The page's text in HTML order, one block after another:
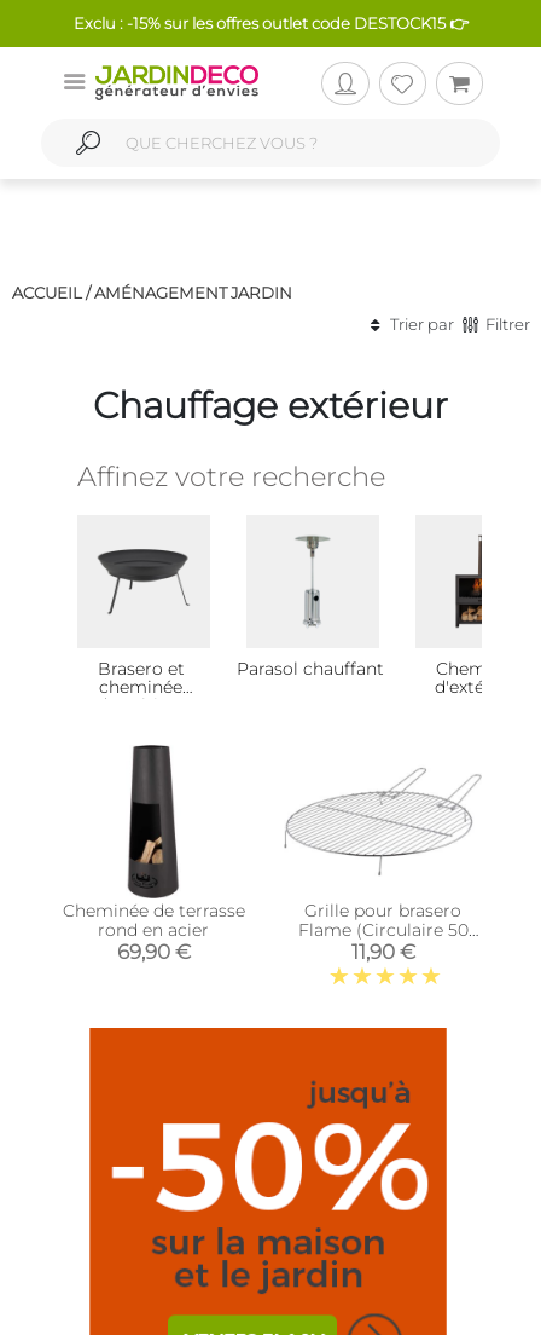
Exclu : -15% sur les offres outlet code DESTOCK15 👉
ACCUEIL /AMÉNAGEMENT JARDIN
Trier par
Filtrer
Chauffage extérieur
Affinez votre recherche
Brasero et
cheminée
d'extérieur
Parasol chauffant
Cheminée
d'extérieur
Cheminée de terrasse
rond en acier
69,90 €
Grille pour brasero
Flame (Circulaire 50
cm)
11,90 €